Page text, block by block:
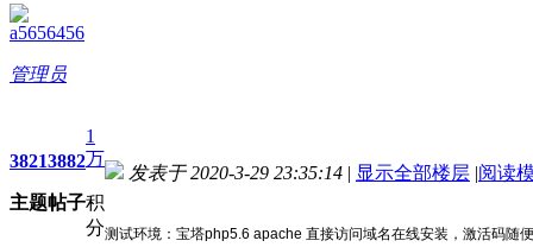
a5656456
管理员
3821
主题
3882
帖子
1
万
积
分
发表于 2020-3-29 23:35:14 | 显示全部楼层 |阅读
测试环境：宝塔php5.6 apache 直接访问域名在线安装，激活码随